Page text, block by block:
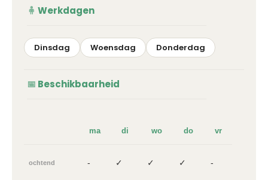
Werkdagen
Dinsdag Woensdag Donderdag
Beschikbaarheid
ma di wo do vr
ochtend - ✓ ✓ ✓ -